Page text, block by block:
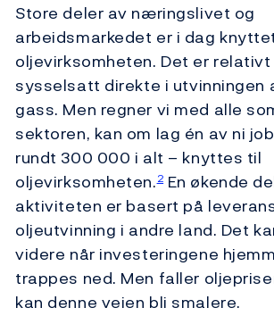
Store deler av næringslivet og
arbeidsmarkedet er i dag
oljevirksomheten. Det er
sysselsatt direkte i utvinningen
gass. Men regner vi med alle
sektoren, kan om lag én av ni
rundt 300 000 i alt – knyttes til
oljevirksomheten.2En økende
aktiviteten er basert på
oljeutvinning i andre land. Det
videre når investeringene
trappes ned. Men faller
kan denne veien bli smalere.